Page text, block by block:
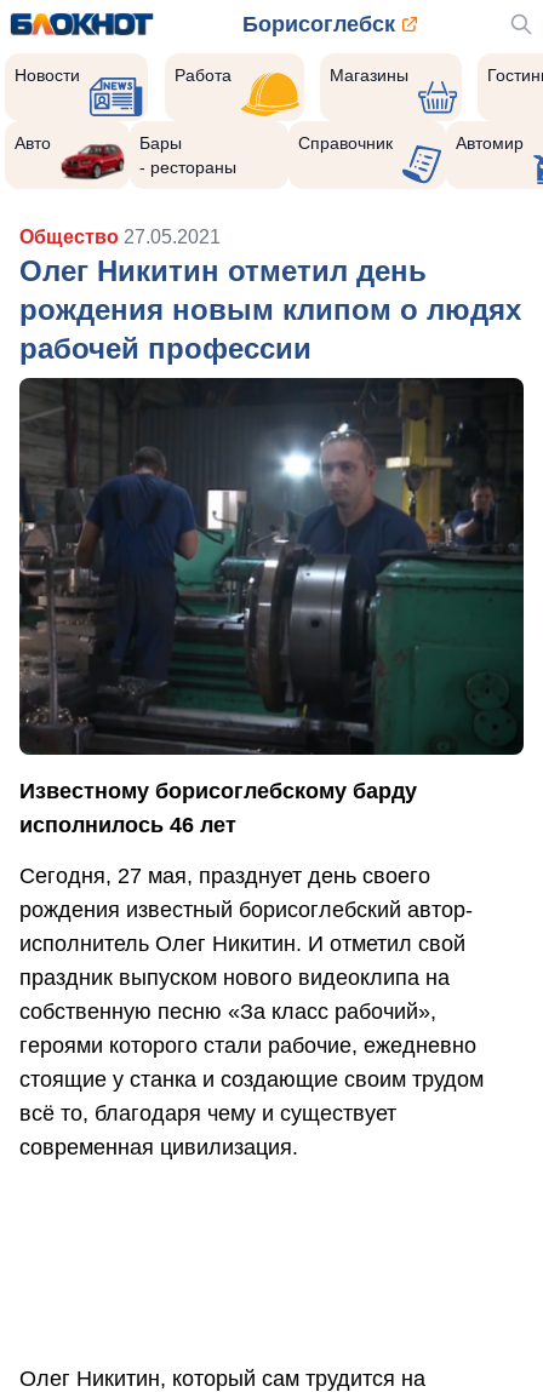
Борисоглебск
Новости Работа Магазины
Авто
Бары
- рестораны
Справочник Автомир
Общество 27.05.2021
Олег Никитин отметил день
рождения новым клипом о людях
рабочей профессии
Известному борисоглебскому барду
исполнилось 46 лет
Сегодня, 27 мая, празднует день своего
рождения известный борисоглебский автор-
исполнитель Олег Никитин. И отметил свой
праздник выпуском нового видеоклипа на
собственную песню «За класс рабочий»,
героями которого стали рабочие, ежедневно
стоящие у станка и создающие своим трудом
всё то, благодаря чему и существует
современная цивилизация.
Олег Никитин, который сам трудится на